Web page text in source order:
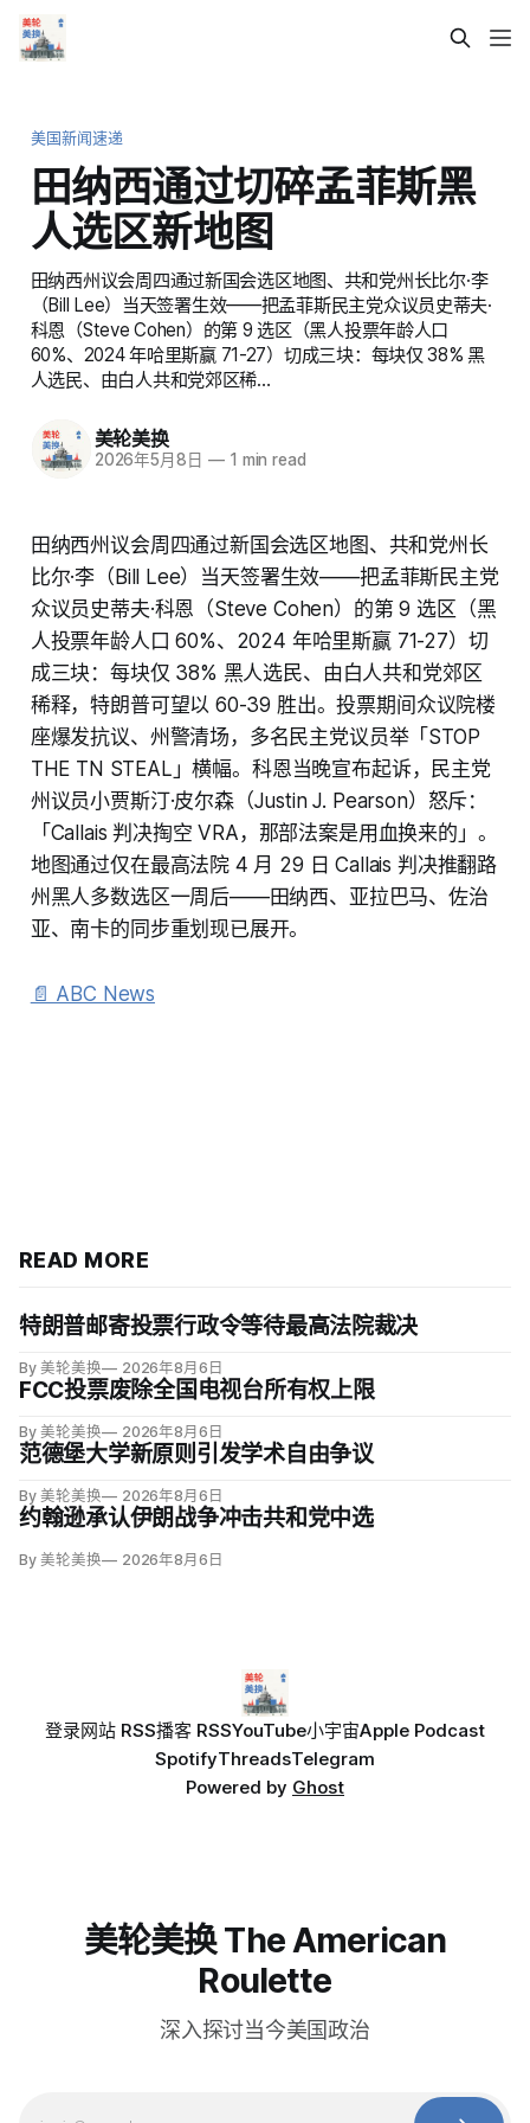
美国新闻速递
田纳西通过切碎孟菲斯黑
人选区新地图
田纳西州议会周四通过新国会选区地图、共和党州长比尔·李
（Bill Lee）当天签署生效——把孟菲斯民主党众议员史蒂夫·
科恩（Steve Cohen）的第 9 选区（黑人投票年龄人口
60%、2024 年哈里斯赢 71-27）切成三块：每块仅 38% 黑
人选民、由白人共和党郊区稀…
美轮美换
2026年5月8日 —1 min read
田纳西州议会周四通过新国会选区地图、共和党州长
比尔·李（Bill Lee）当天签署生效——把孟菲斯民主党
众议员史蒂夫·科恩（Steve Cohen）的第 9 选区（黑
人投票年龄人口 60%、2024 年哈里斯赢 71-27）切
成三块：每块仅 38% 黑人选民、由白人共和党郊区
稀释，特朗普可望以 60-39 胜出。投票期间众议院楼
座爆发抗议、州警清场，多名民主党议员举「STOP
THE TN STEAL」横幅。科恩当晚宣布起诉，民主党
州议员小贾斯汀·皮尔森（Justin J. Pearson）怒斥：
「Callais 判决掏空 VRA，那部法案是用血换来的」。
地图通过仅在最高法院 4 月 29 日 Callais 判决推翻路
州黑人多数选区一周后——田纳西、亚拉巴马、佐治
亚、南卡的同步重划现已展开。
📄 ABC News
READ MORE
特朗普邮寄投票行政令等待最高法院裁决
By 美轮美换 2026年8月6日
FCC投票废除全国电视台所有权上限
By 美轮美换 2026年8月6日
范德堡大学新原则引发学术自由争议
By 美轮美换 2026年8月6日
约翰逊承认伊朗战争冲击共和党中选
By 美轮美换 2026年8月6日
登录网站 RSS播客 RSSYouTube小宇宙Apple Podcast
SpotifyThreadsTelegram
Powered by Ghost
美轮美换 The American
Roulette
深入探讨当今美国政治